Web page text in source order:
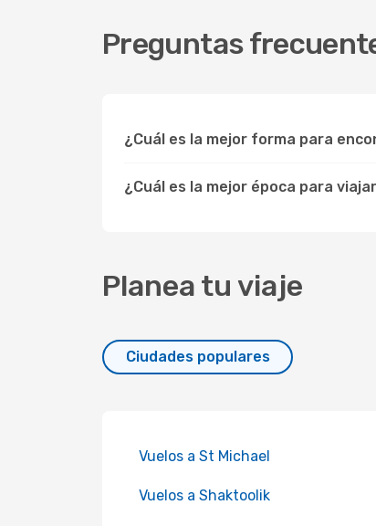
Preguntas
¿Cuál es la mejor forma para
¿Cuál es la mejor época para
Planea tu viaje
Ciudades populares
Vuelos a St Michael
Vuelos a Shaktoolik